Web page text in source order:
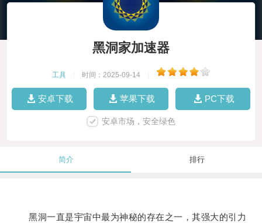
黑洞家加速器
工具 时间：2025-09-14
安卓下载 苹果下载 PC下载
安卓市场，安全绿色
简介 排行
黑洞一直是宇宙中最为神秘的存在之一，其强大的引力